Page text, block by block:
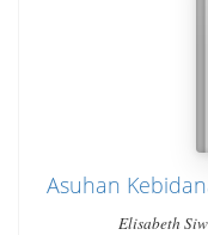
Asuhan
Elisabeth